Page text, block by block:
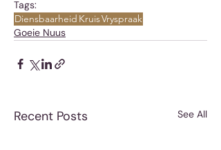
Tags:
Diensbaarheid KruisVryspraak
Goeie Nuus
Recent Posts See All